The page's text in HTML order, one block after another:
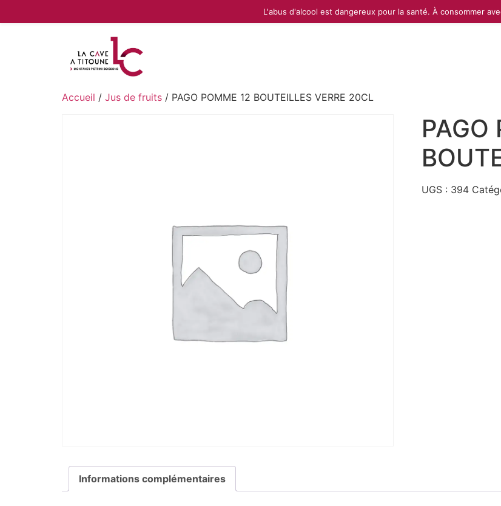
Accueil / Jus de fruits / PAGO POMME 12 BOUTEILLES VERRE 20CL
PAGO
UGS : 394
Informations complémentaires
L'abus d'alcool est dangereux pour la santé. À consommer